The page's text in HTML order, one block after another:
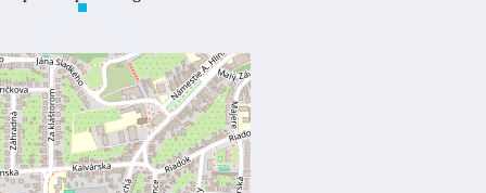
0%
Field goal percentage
Športová hala